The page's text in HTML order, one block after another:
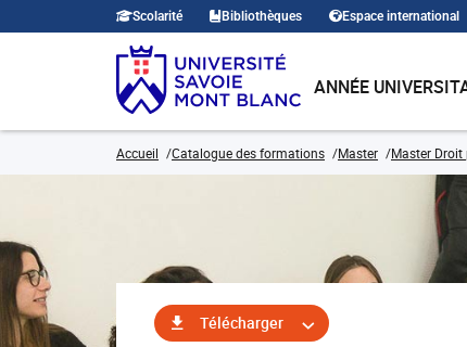
Scolarité Bibliothèques Espace international
ANNÉE
Accueil Catalogue des formations Master Master Droit
Télécharger